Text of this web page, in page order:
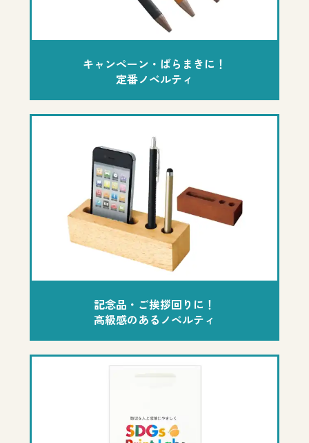
キャンペーン・ばらまきに！
定番ノベルティ
記念品・ご挨拶回りに！
高級感のあるノベルティ